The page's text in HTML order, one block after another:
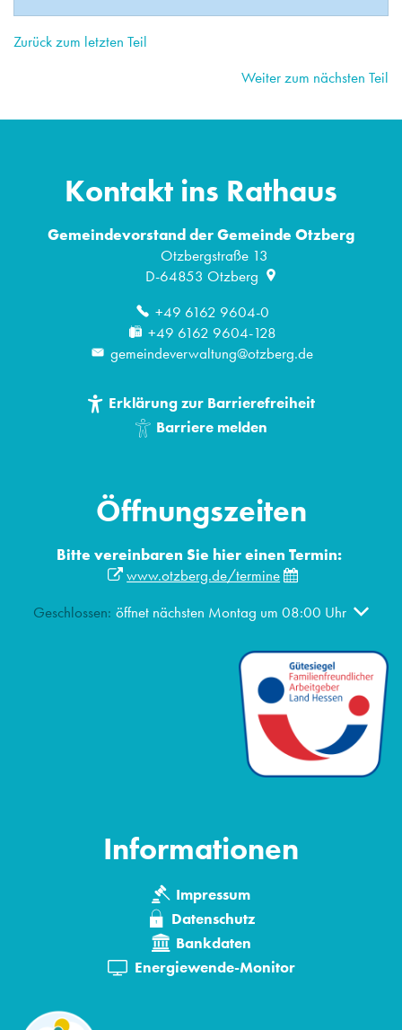
Zurück zum letzten Teil
Weiter zum nächsten Teil
Kontakt ins Rathaus
Gemeindevorstand der Gemeinde Otzberg
Otzbergstraße 13
D-64853 Otzberg
+49 6162 9604-0
+49 6162 9604-128
gemeindeverwaltung@otzberg.de
Erklärung zur Barrierefreiheit
Barriere melden
Öffnungszeiten
Bitte vereinbaren Sie hier einen Termin:
www.otzberg.de/termine
Klicken, um weitere Öffnungs- oder Schließzeiten
Geschlossen: öffnet nächsten Montag um 08:00 Uhr
Informationen
Impressum
Datenschutz
Bankdaten
Energiewende-Monitor